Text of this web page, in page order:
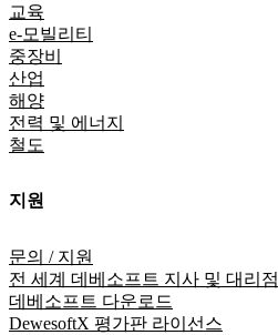
교육
e-모빌리티
중장비
산업
해양
전력 및 에너지
철도
지원
문의 / 지원
전 세계 데베소프트 지사 및 대리점
데베소프트 다운로드
DewesoftX 평가판 라이선스